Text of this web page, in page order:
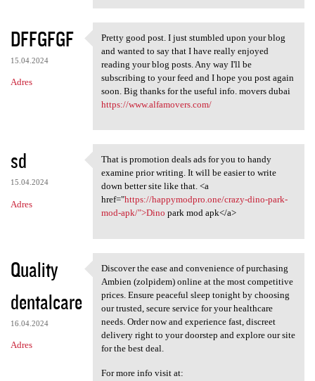
DFFGFGF
15.04.2024
Adres
Pretty good post. I just
Pretty good post. I just stumbled upon your blog
and wanted to say that I have really enjoyed
reading your blog posts. Any way I'll be
subscribing to your feed and I hope you post again
soon. Big thanks for the useful info. movers dubai
https://www.alfamovers.com/
sd
15.04.2024
Adres
That is promotion deals ads
That is promotion deals ads for you to handy
examine prior writing. It will be easier to write
down better site like that. <a
href="https://happymodpro.one/crazy-dino-park-
mod-apk/">Dino park mod apk</a>
Quality
dentalcare
16.04.2024
Adres
Discover the ease and
Discover the ease and convenience of purchasing
Ambien (zolpidem) online at the most competitive
prices. Ensure peaceful sleep tonight by choosing
our trusted, secure service for your healthcare
needs. Order now and experience fast, discreet
delivery right to your doorstep and explore our site
for the best deal.
For more info visit at: